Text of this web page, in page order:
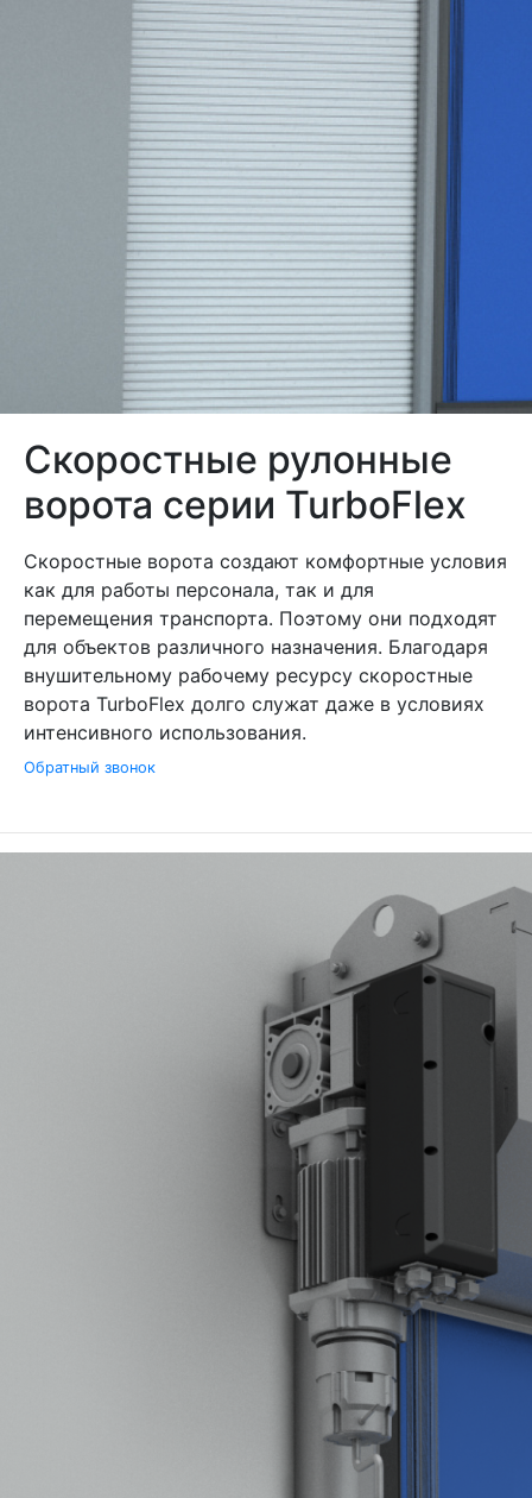
Скоростные рулонные
ворота серии TurboFlex
Скоростные ворота создают комфортные условия
как для работы персонала, так и для
перемещения транспорта. Поэтому они подходят
для объектов различного назначения. Благодаря
внушительному рабочему ресурсу скоростные
ворота TurboFlex долго служат даже в условиях
интенсивного использования.
Обратный звонок